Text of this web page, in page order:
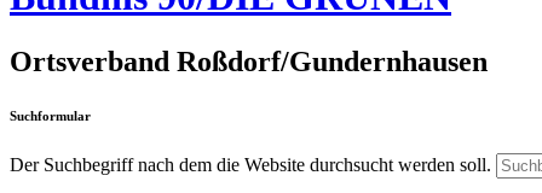
Ortsverband Roßdorf/Gundernhausen
Suchformular
Der Suchbegriff nach dem die Website durchsucht werden soll.